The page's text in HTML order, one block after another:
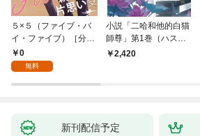
５×５（ファイブ・バ
イ・ファイブ）［分冊
版１］
0
無料
小説「二哈和他的白猫
師尊」第1巻（ハスキ
ーとかれのしろねこし
2,420
新刊配信予定